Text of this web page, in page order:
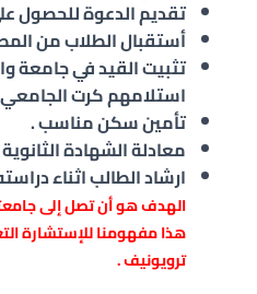
تقديم الدعوة للحصول
أستقبال الطلاب من
تثبيت القيد في جامعة
استلامهم كرت
تأمين سكن مناسب .
معادلة الشهادة
ارشاد الطالب اثناء
الهدف هو أن تصل إلى
هذا مفهومنا للإستشارة
ترويونيف .